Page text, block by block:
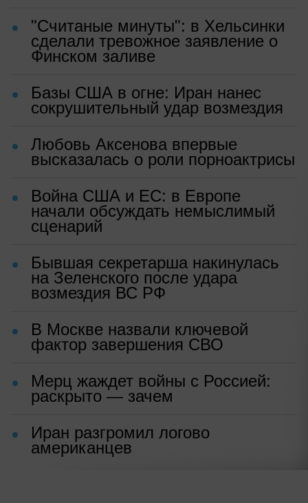
"Считаные минуты": в Хельсинки
сделали тревожное заявление о
Финском заливе
Базы США в огне: Иран нанес
сокрушительный удар возмездия
Любовь Аксенова впервые
высказалась о роли порноактрисы
Война США и ЕС: в Европе
начали обсуждать немыслимый
сценарий
Бывшая секретарша накинулась
на Зеленского после удара
возмездия ВС РФ
В Москве назвали ключевой
фактор завершения СВО
Мерц жаждет войны с Россией:
раскрыто — зачем
Иран разгромил логово
американцев